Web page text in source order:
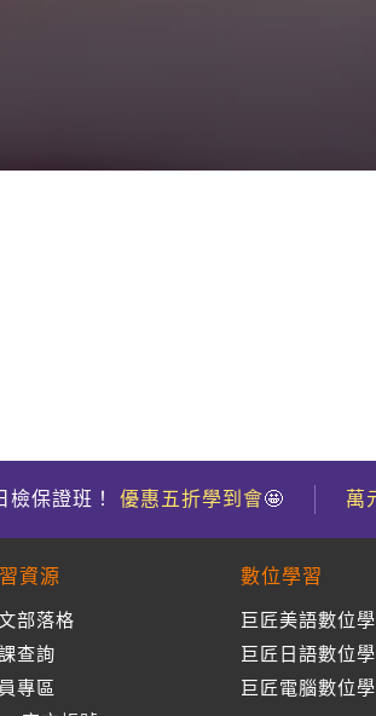
檢保證班！ 優惠五折學到會🤩 萬
資源
部落格
查詢
專區
數位學習
巨匠美語數位
巨匠日語數位
巨匠電腦數位